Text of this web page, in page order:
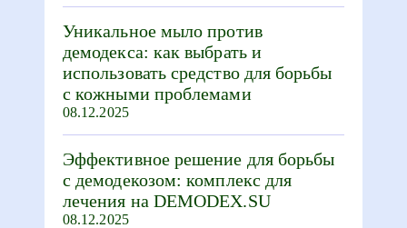
Уникальное мыло против
демодекса: как выбрать и
использовать средство для борьбы
с кожными проблемами
08.12.2025
Эффективное решение для борьбы
с демодекозом: комплекс для
лечения на DEMODEX.SU
08.12.2025